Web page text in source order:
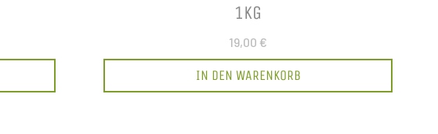
1KG
19,00 €
IN DEN WARENKORB